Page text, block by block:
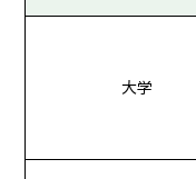
大学